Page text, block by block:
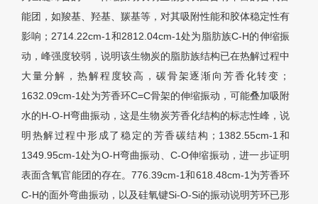
能团，如羧基、羟基、羰基等，对其吸附性能和胶体稳定性有
影响；2714.22cm-1和2812.04cm-1处为脂肪族C-H的伸缩振
动，峰强度较弱，说明该生物炭的脂肪族结构已在热解过程中
大量分解，热解程度较高，碳骨架逐渐向芳香化转变；
1632.09cm-1处为芳香环C=C骨架的伸缩振动，可能叠加吸附
水的H-O-H弯曲振动，这是生物炭芳香化结构的标志性峰，说
明热解过程中形成了稳定的芳香碳结构；1382.55cm-1和
1349.95cm-1处为O-H弯曲振动、C-O伸缩振动，进一步证明
表面含氧官能团的存在。776.39cm-1和618.48cm-1为芳香环
C-H的面外弯曲振动，以及硅氧键Si-O-Si的振动说明芳环已形